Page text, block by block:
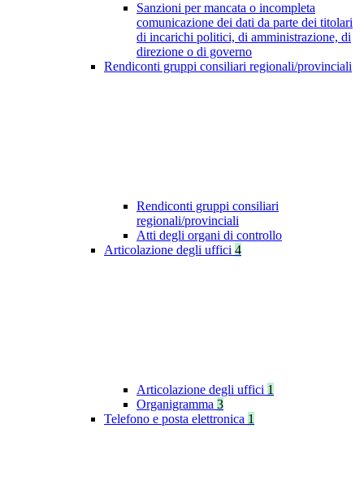
Sanzioni per mancata o incompleta
comunicazione dei dati da parte dei titolari
di incarichi politici, di amministrazione, di
direzione o di governo
Rendiconti gruppi consiliari regionali/provinciali
Rendiconti gruppi consiliari
regionali/provinciali
Atti degli organi di controllo
Articolazione degli uffici 4
Articolazione degli uffici 1
Organigramma 3
Telefono e posta elettronica 1